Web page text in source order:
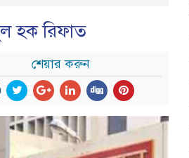
হক রিফাত
শেয়ার করুন